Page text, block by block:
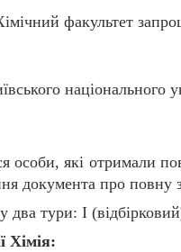
факультет
національного
особи, які отримали
документа про повну
два тури: І
Хімія: